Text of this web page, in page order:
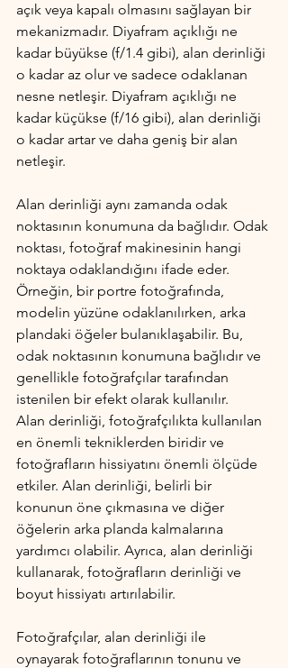
açık veya kapalı olmasını sağlayan bir
mekanizmadır. Diyafram açıklığı ne
kadar büyükse (f/1.4 gibi), alan derinliği
o kadar az olur ve sadece odaklanan
nesne netleşir. Diyafram açıklığı ne
kadar küçükse (f/16 gibi), alan derinliği
o kadar artar ve daha geniş bir alan
netleşir.
Alan derinliği aynı zamanda odak
noktasının konumuna da bağlıdır. Odak
noktası, fotoğraf makinesinin hangi
noktaya odaklandığını ifade eder.
Örneğin, bir portre fotoğrafında,
modelin yüzüne odaklanılırken, arka
plandaki öğeler bulanıklaşabilir. Bu,
odak noktasının konumuna bağlıdır ve
genellikle fotoğrafçılar tarafından
istenilen bir efekt olarak kullanılır.
Alan derinliği, fotoğrafçılıkta kullanılan
en önemli tekniklerden biridir ve
fotoğrafların hissiyatını önemli ölçüde
etkiler. Alan derinliği, belirli bir
konunun öne çıkmasına ve diğer
öğelerin arka planda kalmalarına
yardımcı olabilir. Ayrıca, alan derinliği
kullanarak, fotoğrafların derinliği ve
boyut hissiyatı artırılabilir.
Fotoğrafçılar, alan derinliği ile
oynayarak fotoğraflarının tonunu ve